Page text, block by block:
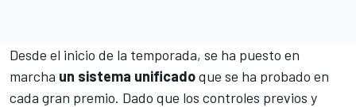
Desde el inicio de la temporada, se ha puesto en
marcha un sistema unificadoque se ha probado en
cada gran premio. Dado que los controles previos y